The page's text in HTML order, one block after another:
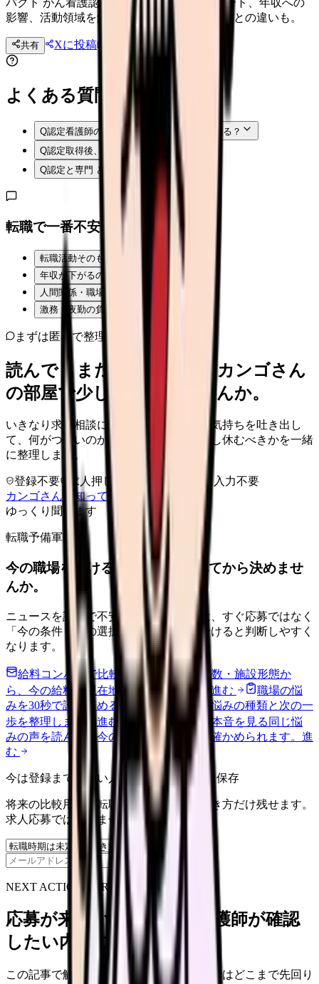
パクト がん看護認定看護師の業務、取得ルート、年収への
影響、活動領域を解説。がん看護専門看護師との違いも。
共有 Xに投稿 LINE 投稿文コピー
よくある質問
Q認定看護師の費用は勤務先が補助してくれる？
Q認定取得後、転職が有利になる？
Q認定と専門 どっちがいい？
転職で一番不安なことは？
転職活動そのものが不安
年収が下がるのが怖い
人間関係・職場の雰囲気
激務・夜勤の負担
まずは匿名で整理
読んでもまだ苦しいなら、カンゴさん
の部屋で少し話してみませんか。
いきなり求人相談には進みません。今の気持ちを吐き出し
て、何がつらいのか、辞めるべきか、少し休むべきかを一緒
に整理します。
登録不要 求人押し売りなし
病院名は入力不要
カンゴさんを知ってから相談する
ゆっくり聞きます
転職予備軍向け
今の職場を続けるか、条件を比べてから決めませ
んか。
ニュースを読んで不安が強くなった時は、すぐ応募ではなく
「今の条件・他の選択肢・相談先」を分けると判断しやすく
なります。
給料コンパスで比較する地域・経験年数・施設形態か
ら、今の給料の現在地を確認できます。 進む
職場の悩
みを30秒で診断
辞めるべきか迷う前に、悩みの種類と次の一
歩を整理します。進む 匿名掲示板で本音を見る 同じ悩
みの声を読んで、今の職場だけの問題か確かめられます。 進
む
今は登録までしない人向け: 希望条件だけ保存
将来の比較用に、転職時期と気になる働き方だけ残せます。
求人応募ではありません。
保存
NEXT ACTION FOR CLINICS
応募が来ない求人票を、看護師が確認
したい内容に直せます
この記事で触れた不安を、自院の求人票ではどこまで先回り